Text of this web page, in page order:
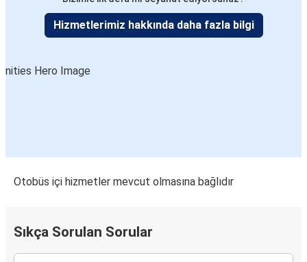
Hizmetlerimiz hakkında daha fazla bilgi
Otobüs içi hizmetler mevcut olmasına bağlıdır
Sıkça Sorulan Sorular